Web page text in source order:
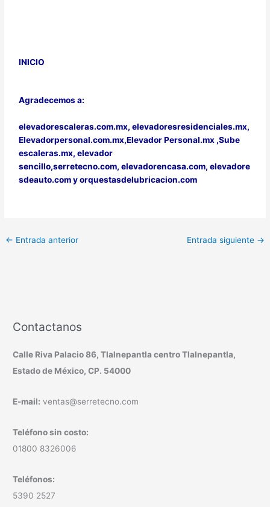
INICIO
Agradecemos a:
elevadorescaleras.com.mx,elevadoresresidenciales.mx,
Elevadorpersonal.com.mx,Elevador Personal.mx ,Sube
escaleras.mx,elevador
sencillo,serretecno.com, elevadorencasa.com, elevadore
sdeauto.comyorquestasdelubricacion.com
← Entrada anterior Entrada siguiente →
Contactanos
Calle Riva Palacio 86, Tlalnepantla centro Tlalnepantla,
Estado de México, CP. 54000
E-mail: ventas@serretecno.com
Teléfono sin costo:
01800 8326006
Teléfonos:
5390 2527